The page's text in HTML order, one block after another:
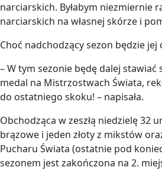
narciarskich. Byłabym niezmiernie
narciarskich na własnej skórze i
Choć nadchodzący sezon będzie
– W tym sezonie będę dalej stawiać
medal na Mistrzostwach Świata,
do ostatniego skoku! – napisała.
Obchodząca w zeszłą niedzielę
brązowe i jeden złoty z mikstów
Pucharu Świata (ostatnie pod
sezonem jest zakończona na 2.